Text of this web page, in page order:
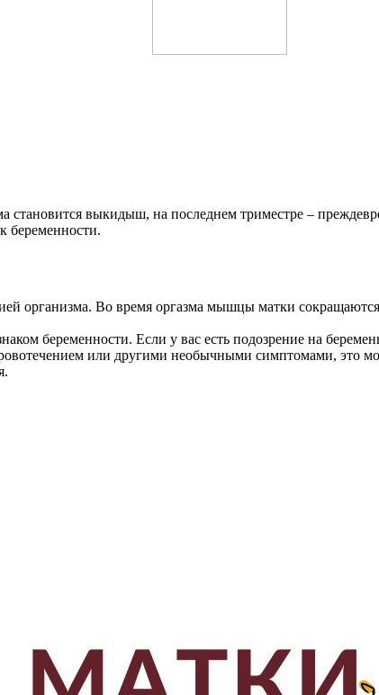
становится выкидыш, на последнем триместре –
беременности.
организма. Во время оргазма мышцы матки
беременности. Если у вас есть подозрение на
или другими необычными симптомами, это